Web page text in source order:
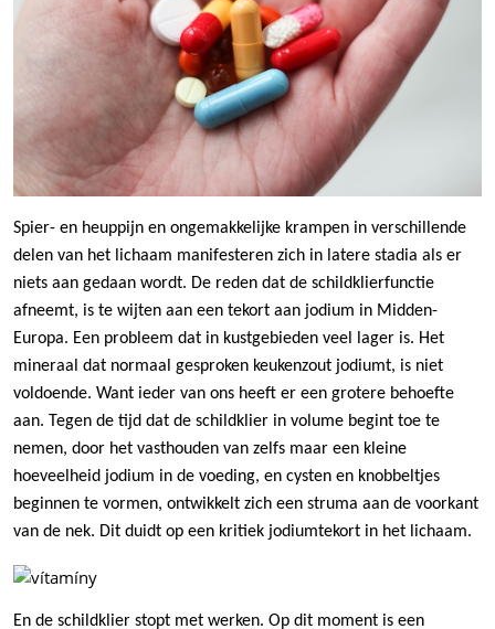
Spier- en heuppijn en ongemakkelijke krampen in verschillende
delen van het lichaam manifesteren zich in latere stadia als er
niets aan gedaan wordt. De reden dat de schildklierfunctie
afneemt, is te wijten aan een tekort aan jodium in Midden-
Europa. Een probleem dat in kustgebieden veel lager is. Het
mineraal dat normaal gesproken keukenzout jodiumt, is niet
voldoende. Want ieder van ons heeft er een grotere behoefte
aan. Tegen de tijd dat de schildklier in volume begint toe te
nemen, door het vasthouden van zelfs maar een kleine
hoeveelheid jodium in de voeding, en cysten en knobbeltjes
beginnen te vormen, ontwikkelt zich een struma aan de voorkant
van de nek. Dit duidt op een kritiek jodiumtekort in het lichaam.
En de schildklier stopt met werken. Op dit moment is een